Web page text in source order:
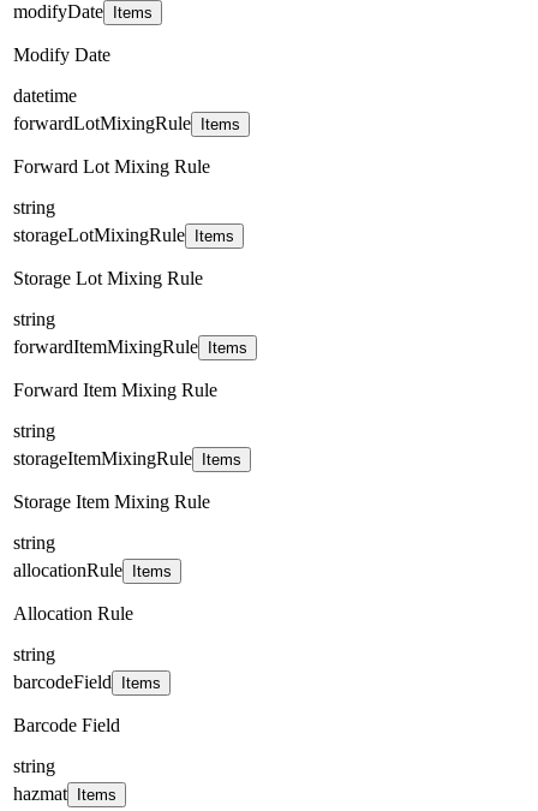
modifyDate
Items
Modify Date
datetime
forwardLotMixingRule
Items
Forward Lot Mixing Rule
string
storageLotMixingRule
Items
Storage Lot Mixing Rule
string
forwardItemMixingRule
Items
Forward Item Mixing Rule
string
storageItemMixingRule
Items
Storage Item Mixing Rule
string
allocationRule
Items
Allocation Rule
string
barcodeField
Items
Barcode Field
string
hazmat
Items